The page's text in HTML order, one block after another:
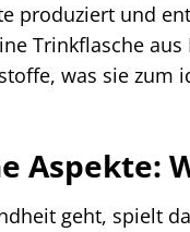
produziert und
Trinkflasche
was sie zum
Aspekte:
geht, spielt